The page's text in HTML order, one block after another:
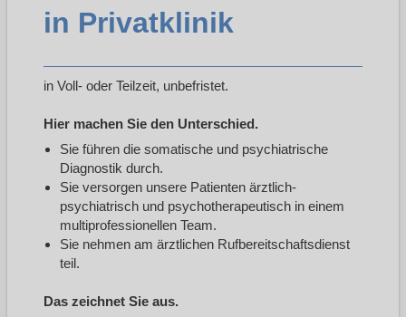
in Privatklinik
in Voll- oder Teilzeit, unbefristet.
Hier machen Sie den Unterschied.
Sie führen die somatische und psychiatrische
Diagnostik durch.
Sie versorgen unsere Patienten ärztlich-
psychiatrisch und psychotherapeutisch in einem
multiprofessionellen Team.
Sie nehmen am ärztlichen Rufbereitschaftsdienst
teil.
Das zeichnet Sie aus.